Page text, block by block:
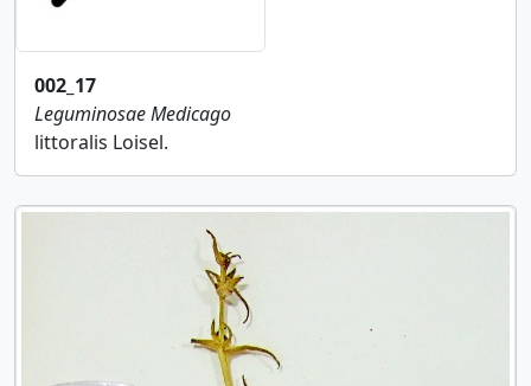
002_17
LeguminosaeMedicago
littoralis Loisel.